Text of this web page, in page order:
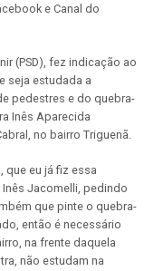
e Canal do
(PSD), fez indicação ao
seja estudada a
pedestres e do quebra-
Inês Aparecida
no bairro Triguenã.
que eu já fiz essa
Jacomelli, pedindo
que pinte o quebra-
então é necessário
na frente daquela
não estudam na